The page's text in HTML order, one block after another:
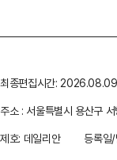
최종편집시간:
주소 : 서울특별시 용산구
제호: 데일리안
등록